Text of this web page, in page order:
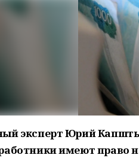
эксперт Юрий
имеют право